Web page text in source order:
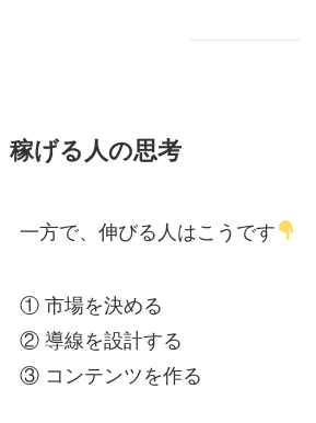
稼げる人の思考
一方で、伸びる人はこうです
① 市場を決める
② 導線を設計する
③ コンテンツを作る